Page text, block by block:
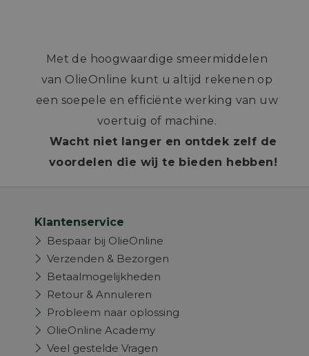
Met de hoogwaardige smeermiddelen
van OlieOnline kunt u altijd rekenen op
een soepele en efficiënte werking van uw
voertuig of machine.
Wacht niet langer en ontdek zelf de
voordelen die wij te bieden hebben!
Klantenservice
Bespaar bij OlieOnline
Verzenden & Bezorgen
Betaalmogelijkheden
Retour & Annuleren
Probleem naar oplossing
OlieOnline Academy
Veel gestelde Vragen